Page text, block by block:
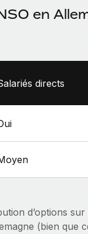
en
directs
d’options sur
(bien que